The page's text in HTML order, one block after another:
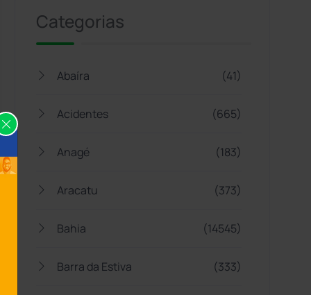
Categorias
Abaíra (41)
Acidentes (665)
Anagé (183)
Aracatu (373)
Bahia (14545)
Barra da Estiva (333)